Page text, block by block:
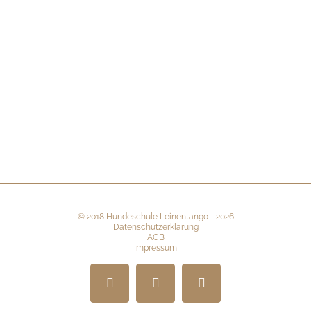
© 2018 Hundeschule Leinentango- 2026
Datenschutzerklärung
AGB
Impressum
Facebook Instagram